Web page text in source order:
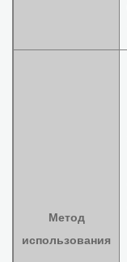
Метод
использования